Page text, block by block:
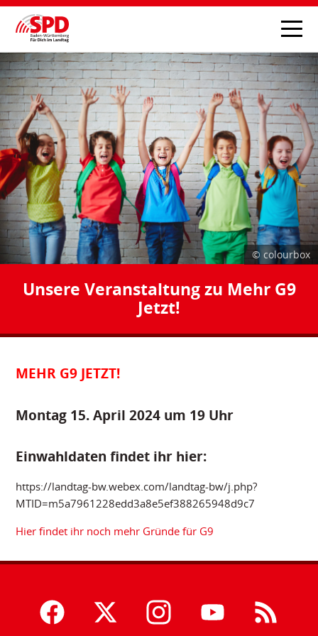
© colourbox
Unsere Veranstaltung zu Mehr G9
Jetzt!
MEHR G9 JETZT!
Montag 15. April 2024 um 19 Uhr
Einwahldaten findet ihr hier:
https://landtag-bw.webex.com/landtag-bw/j.php?
MTID=m5a7961228edd3a8e5ef388265948d9c7
Hier findet ihr noch mehr Gründe für G9